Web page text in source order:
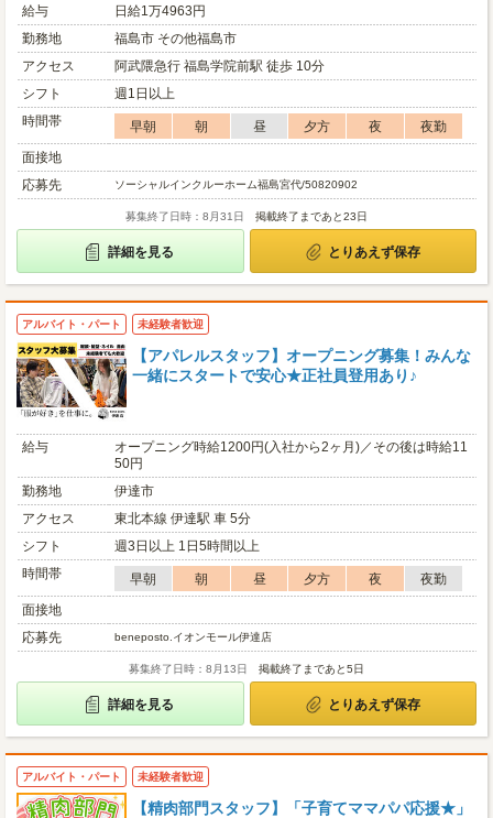
給与
日給1万4963円
勤務地
福島市 その他福島市
アクセス
阿武隈急行 福島学院前駅 徒歩 10分
シフト
週1日以上
時間帯
早朝 朝 昼 夕方 夜
夜勤
面接地
応募先
ソーシャルインクルーホーム福島宮代/50820902
募集終了日時：8月31日 掲載終了まであと23日
詳細を見る とりあえず保存
アルバイト・パート 未経験者歓迎
【アパレルスタッフ】オープニング募集！みんな
一緒にスタートで安心★正社員登用あり♪
給与
オープニング時給1200円(入社から2ヶ月)／その後は時給11
50円
勤務地
伊達市
アクセス
東北本線 伊達駅 車 5分
シフト
週3日以上 1日5時間以上
時間帯
早朝 朝 昼 夕方 夜
夜勤
面接地
応募先
beneposto.イオンモール伊達店
募集終了日時：8月13日 掲載終了まであと5日
詳細を見る とりあえず保存
アルバイト・パート 未経験者歓迎
【精肉部門スタッフ】「子育てママパパ応援★」